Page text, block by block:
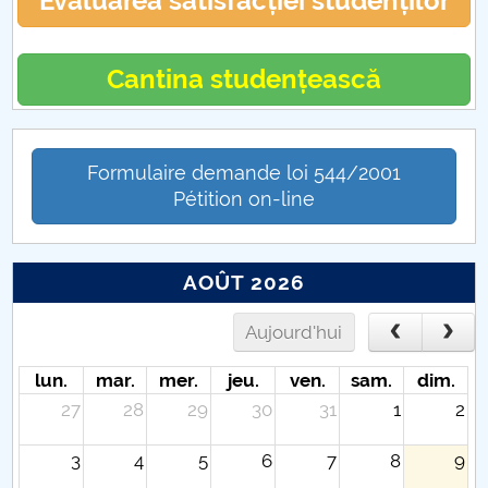
Cantina studențească
Formulaire demande loi 544/2001
Pétition on-line
AOÛT 2026
Aujourd'hui
lun. mar. mer. jeu. ven. sam.
dim.
27
28 29 30 31 1 2
3 4 5 6 7 8 9